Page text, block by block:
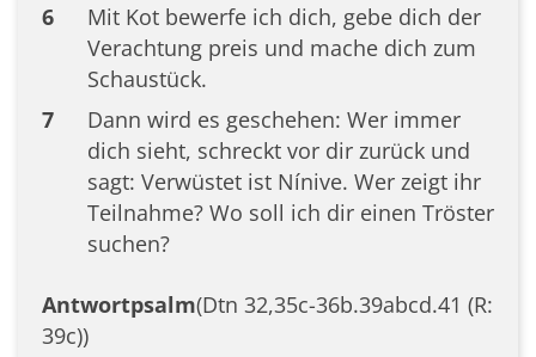
6
Mit Kot bewerfe ich dich, gebe dich der
Verachtung preis und mache dich zum
Schaustück.
7
Dann wird es geschehen: Wer immer
dich sieht, schreckt vor dir zurück und
sagt: Verwüstet ist Nínive. Wer zeigt ihr
Teilnahme? Wo soll ich dir einen Tröster
suchen?
Antwortpsalm(Dtn 32,35c-36b.39abcd.41 (R:
39c))